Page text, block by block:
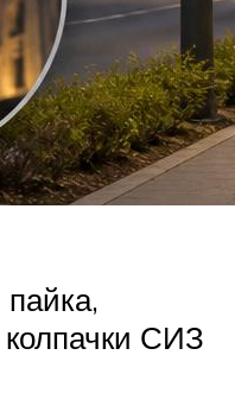
пайка,
СИЗ